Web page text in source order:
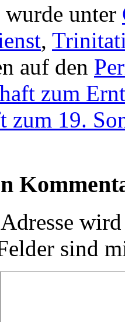
unter
,
auf den
zum
zum 19.
sind